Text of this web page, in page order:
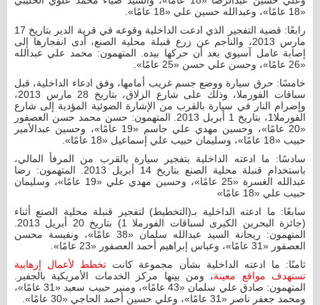
«18 عامًا»، وعبدالله حسين علي «18 عامًا».
رابعًا: قضية التفجير الذي ادعت الداخلية وقوعه في قرية الدير بتاريخ 17
مارس 2013، والناجم عن زرع قنبلة محلية الصنع، أدى انفجارها إلى
إصابة عامل آسيوي بعد أن حركها بيده. المتهمون: محمد علي عبدالله
«26 عامًا»، وحسن علي حسن «25 عامًا».
خامسًا: حرق سيارة ووضع جسم غريب أمامها، وفق ادعاء الداخلية، قبل
سباقات الفورملا، وذلك على شارع الزلاق، بتاريخ 28 مارس 2013،
وإضرام النار في سيارة بالقرب من الإشارة الضوئية المؤدية إلى شارع
الفورملا1، بتاريخ 1 أبريل 2013. المتهمون: حسن محمد حسن العصفور
«20 عامًا»، وحسين مهدي علي جاسم «19 عامًا»، وحسين عبدالأمير
حبيب «18 عامًا»، وسليمان حبيب علي إسماعيل «18 عامًا».
سادسًا: ما ادعته الداخلية بتفجير سيارة بالقرب من المرفأ المالي،
باستخدام قنبلة محلية الصنع بتاريخ 14 أبريل 2013. المتهمون: رضا
عبدالله الغسرة «25 عامًا»، وحسين مهدي علي «19 عامًا»، وسليمان
حبيب علي «18 عامًا»
سابعًا: ما ادعته الداخلية بـ(التخطيط) لتفجير قنبلة محلية الصنع أثناء
المتهمون: ريحانة السيد عبدالله سلمان «38 عامًا»، ونفيسة محسن
العصفور «31 عامًا»، وعباس إبراهيم أحمد العصفور «23 عامًا».
ثامنًا: ما ادعته الداخلية بشأن مجموعة كانت تخطط لأعمال إرهابية
تستهدف مواقع معينة، ومن بينها مركز الخدمات الأمريكية بالجفير.
المتهمون: صادق علي سلمان «43 عامًا»، ومنير حبيب سعيد «31 عامًا»،
ومحمد جعفر ناصر «31 عامًا»، وعلي حسين أحمد الحاجي «30 عامًا».